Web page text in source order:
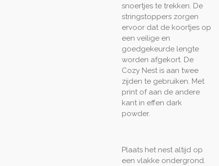
snoertjes te trekken. De
stringstoppers zorgen
ervoor dat de koortjes op
een veilige en
goedgekeurde lengte
worden afgekort. De
Cozy Nest is aan twee
zijden te gebruiken. Met
print of aan de andere
kant in effen dark
powder.
Plaats het nest altijd op
een vlakke ondergrond.